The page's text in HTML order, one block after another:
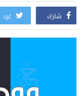
شارك غرد